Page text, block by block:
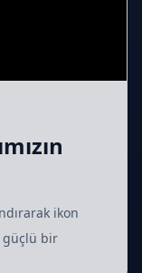
ikon
güçlü bir